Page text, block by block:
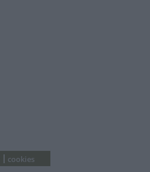
cookies